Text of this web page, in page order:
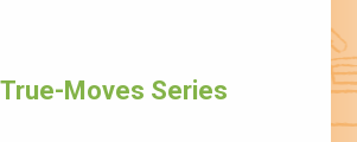
Moves Series